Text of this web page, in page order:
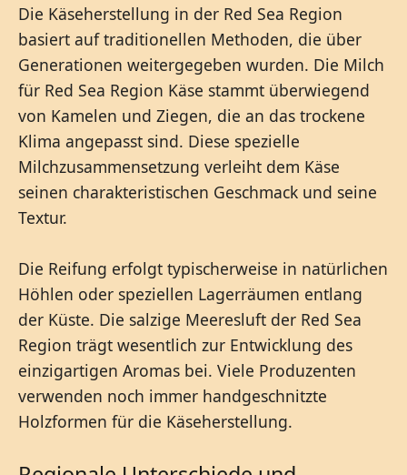
Die Käseherstellung in der Red Sea Region
basiert auf traditionellen Methoden, die über
Generationen weitergegeben wurden. Die Milch
für Red Sea Region Käse stammt überwiegend
von Kamelen und Ziegen, die an das trockene
Klima angepasst sind. Diese spezielle
Milchzusammensetzung verleiht dem Käse
seinen charakteristischen Geschmack und seine
Textur.
Die Reifung erfolgt typischerweise in natürlichen
Höhlen oder speziellen Lagerräumen entlang
der Küste. Die salzige Meeresluft der Red Sea
Region trägt wesentlich zur Entwicklung des
einzigartigen Aromas bei. Viele Produzenten
verwenden noch immer handgeschnitzte
Holzformen für die Käseherstellung.